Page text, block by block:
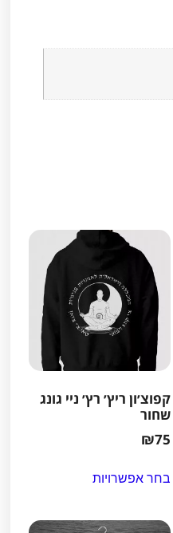
קפוצ׳ון ריץ׳ רץ׳ ניי גונג
שחור
₪75
בחר אפשרויות